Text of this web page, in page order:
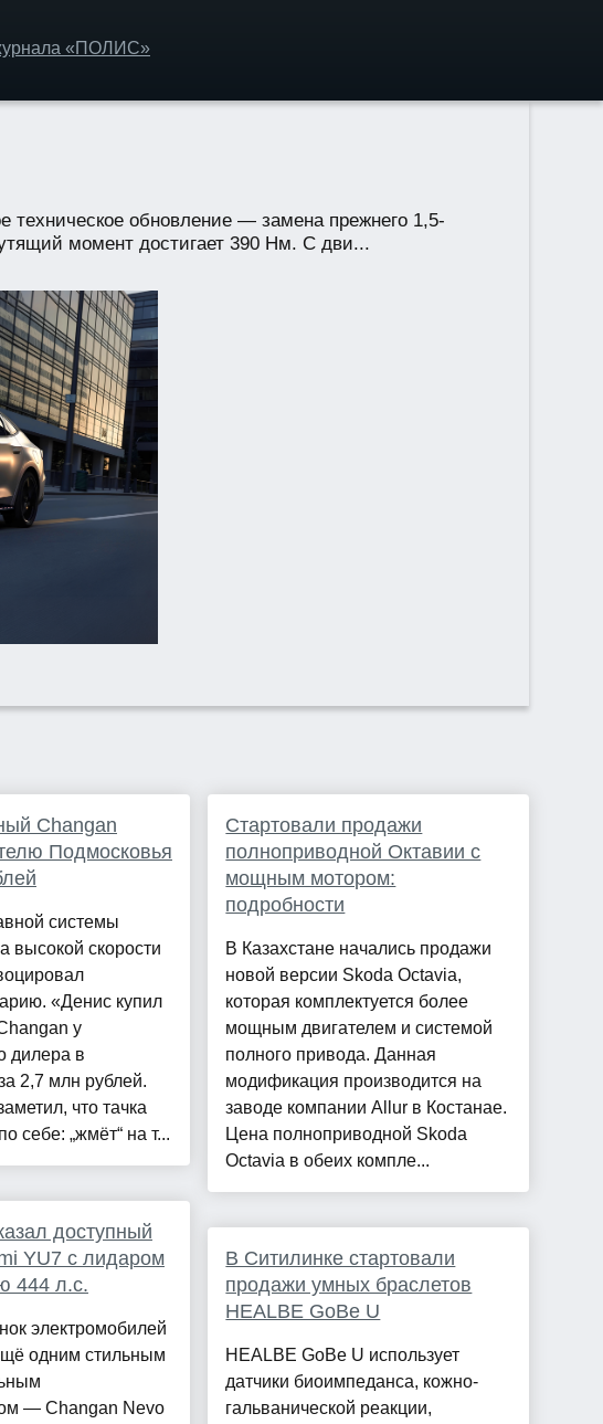
«ПОЛИС»
техническое обновление — замена прежнего 1,5-
момент достигает 390 Нм. С дви...
Changan
Подмосковья
системы
высокой скорости
«Денис купил
у
дилера в
2,7 млн рублей.
что тачка
себе: „жмёт“ на т...
доступный
YU7 с лидаром
444 л.с.
электромобилей
одним стильным
— Changan Nevo
Стартовали продажи
полноприводной Октавии с
мощным мотором:
подробности
В Казахстане начались продажи
новой версии Skoda Octavia,
которая комплектуется более
мощным двигателем и системой
полного привода. Данная
модификация производится на
заводе компании Allur в Костанае.
Цена полноприводной Skoda
Octavia в обеих компле...
В Ситилинке стартовали
продажи умных браслетов
HEALBE GoBe U
HEALBE GoBe U использует
датчики биоимпеданса, кожно-
гальванической реакции,